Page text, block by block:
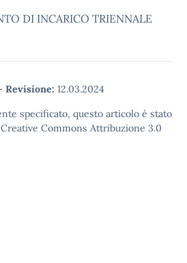
DI INCARICO TRIENNALE
Revisione: 12.03.2024
specificato, questo articolo è stato
Commons Attribuzione 3.0